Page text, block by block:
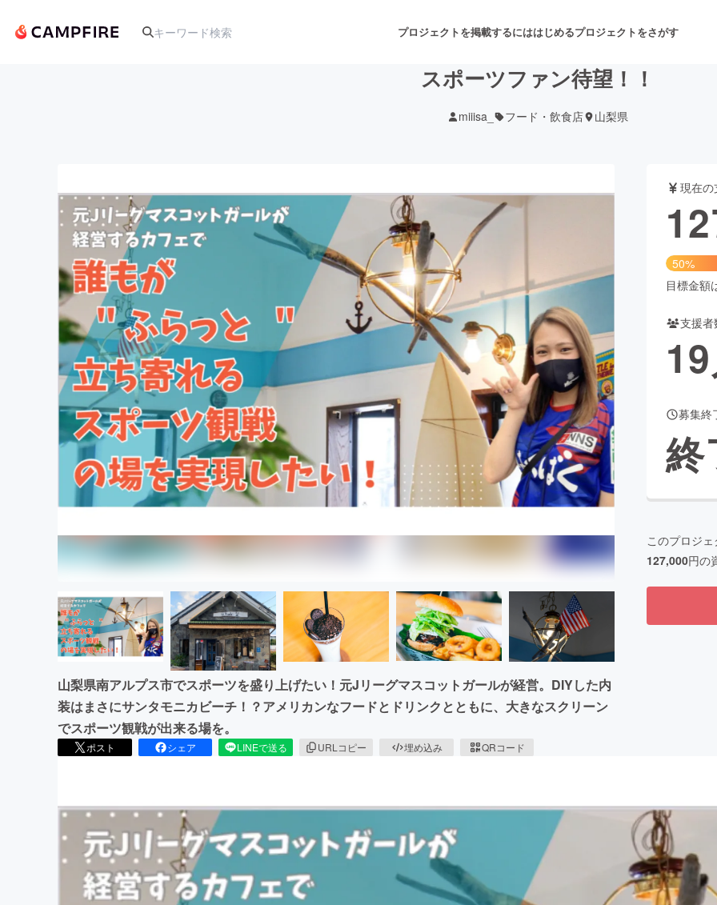
プロジェクトを掲載するにははじめるプロジェクトをさがす
アート・写真 音楽 舞台・パフォーマンス
テクノロジー・ガジェット ゲーム・サービス開発
映像・映画 書籍・雑誌出版 アニメ・漫画
ビジネス・起業 チャレンジ ビューティー・ヘルスケ
まちづくり・地域活性化
CAMPFIRE for Social GoodCAMPFIRE Creation
CAMPFIREふるさと納税machi-yaコミュニティ
スポーツファン待望！！
miiisa_ フード・飲食店 山梨県
山梨県南アルプス市でスポーツを盛り上げたい！元Jリーグマスコットガールが経営。DIYした内
装はまさにサンタモニカビーチ！？アメリカンなフードとドリンクとともに、大きなスクリーン
でスポーツ観戦が出来る場を。
ポスト シェア LINEで送る URLコピー 埋め込み QRコード
現在
50%
目標金額
支援者
19
募集終
終
このプロジ
127,000円の